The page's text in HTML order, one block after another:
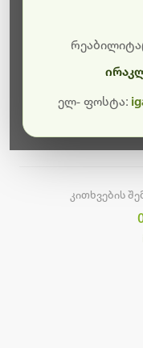
მალე ისევ
კითხვების
ელ- ფოსტა: